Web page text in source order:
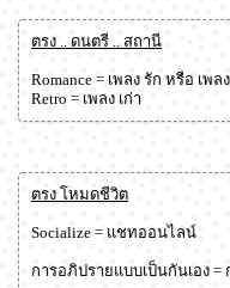
ตรง .. ดนตรี .. สถานี
Romance = เพลง รัก หรือ เพ
Retro = เพลง เก่า
ตรง โหมดชีวิต
Socialize = แชทออนไลน์
การอภิปรายแบบเป็นกันเอง